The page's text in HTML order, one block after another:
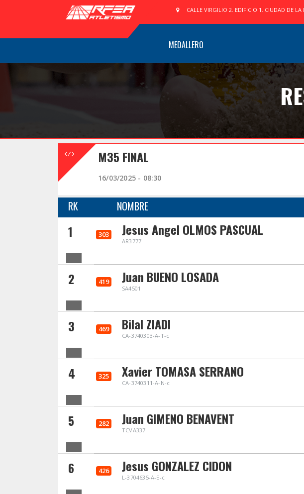
CALLE VIRGILIO 2. EDIFICIO 1. CIUDAD DE
MEDALLERO
M35 FINAL
16/03/2025 - 08:30
RK NOMBRE
1 303 Jesus Angel OLMOS PASCUAL
AR3777
2 419 Juan BUENO LOSADA
SA4501
3 469 Bilal ZIADI
CA-3740303-A-T-c
4 325 Xavier TOMASA SERRANO
CA-3740311-A-N-c
5 282 Juan GIMENO BENAVENT
TCVA337
6 426 Jesus GONZALEZ CIDON
L-3704635-A-E-c